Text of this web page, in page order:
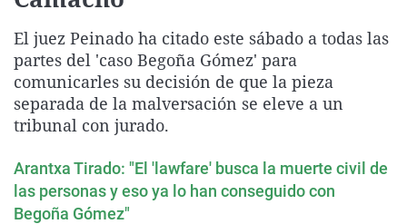
Gente viajera
Como el perro y el
Retornados
Equipo de
Operación Viuda
Galicia
La Rioja
Navarra
Televisión
Elecciones
El juez Peinado ha citado este sábado a todas las
partes del 'caso Begoña Gómez' para
comunicarles su decisión de que la pieza
separada de la malversación se eleve a un
tribunal con jurado.
Arantxa Tirado: "El 'lawfare' busca la muerte civil de
las personas y eso ya lo han conseguido con
Begoña Gómez"